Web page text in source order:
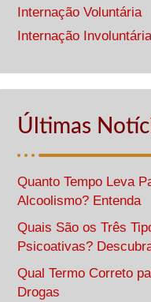
Internação Voluntária
Internação Involuntária
Últimas
Quanto Tempo Leva
Alcoolismo? Entenda
Quais São os Três
Psicoativas?
Qual Termo Correto
Drogas